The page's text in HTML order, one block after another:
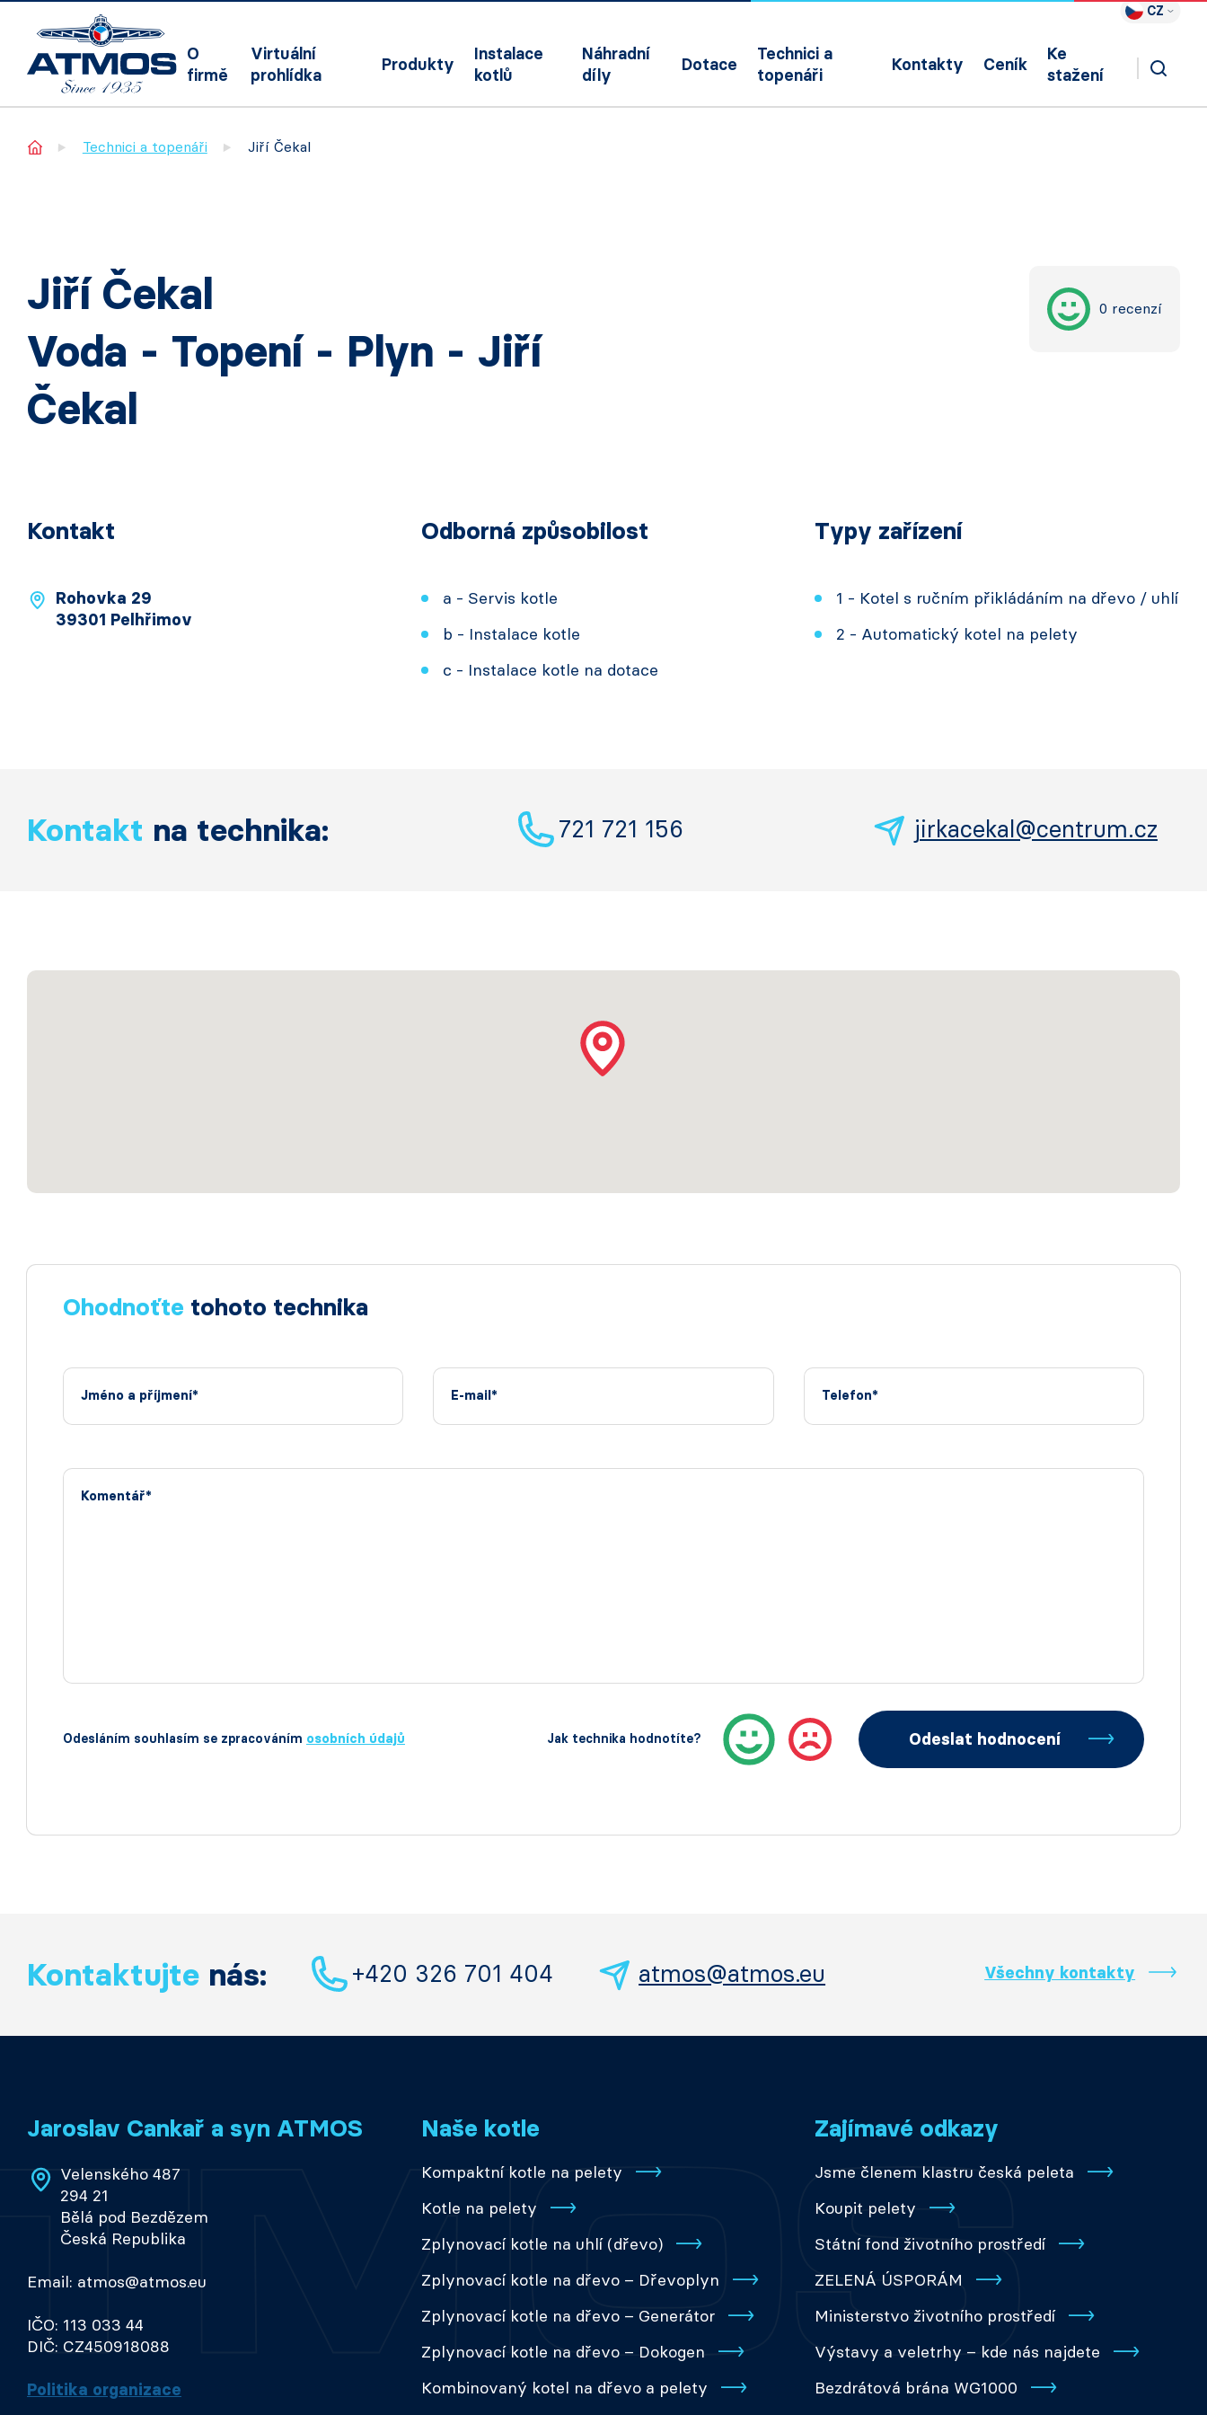
CZ
O
firmě
Virtuální
prohlídka
Produkty
Instalace
kotlů
Náhradní
díly
Dotace
Technici a
topenáři
Kontakty Ceník
Ke
stažení
Home Technici a topenáři Jiří Čekal
Jiří Čekal
Voda - Topení - Plyn - Jiří
Čekal
0 recenzí
Kontakt
Rohovka 29
39301 Pelhřimov
Odborná způsobilost
a - Servis kotle
b - Instalace kotle
c - Instalace kotle na dotace
Typy zařízení
1 - Kotel s ručním přikládáním na dřevo / uhlí
2 - Automatický kotel na pelety
Kontakt na technika: 721 721 156 jirkacekal@centrum.cz
Ohodnoťte tohoto technika
Jméno a příjmení* E-mail* Telefon*
Komentář*
Odesláním souhlasím se zpracováním osobních údajů Jak technika hodnotíte? Odeslat hodnocení
Kontaktujte nás: +420 326 701 404 atmos@atmos.eu Všechny kontakty
Jaroslav Cankař a syn ATMOS
Velenského 487
294 21
Bělá pod Bezdězem
Česká Republika
Email: atmos@atmos.eu
IČO: 113 033 44
DIČ: CZ450918088
Politika organizace
Naše kotle
Kompaktní kotle na pelety
Kotle na pelety
Zplynovací kotle na uhlí (dřevo)
Zplynovací kotle na dřevo – Dřevoplyn
Zplynovací kotle na dřevo – Generátor
Zplynovací kotle na dřevo – Dokogen
Kombinovaný kotel na dřevo a pelety
Zajímavé odkazy
Jsme členem klastru česká peleta
Koupit pelety
Státní fond životního prostředí
ZELENÁ ÚSPORÁM
Ministerstvo životního prostředí
Výstavy a veletrhy – kde nás najdete
Bezdrátová brána WG1000